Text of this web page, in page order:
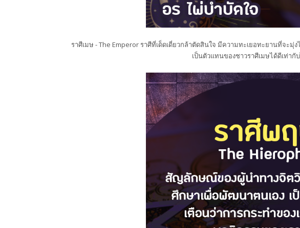
ราศีเมษ - The Emperor ราศีที่เด็ดเดี่ยวกล้าตัดสินใจ มีความทะเยอทะยานที่จะ
เป็นตัวแทนของชาวราศีเมษได้ดีเท่า